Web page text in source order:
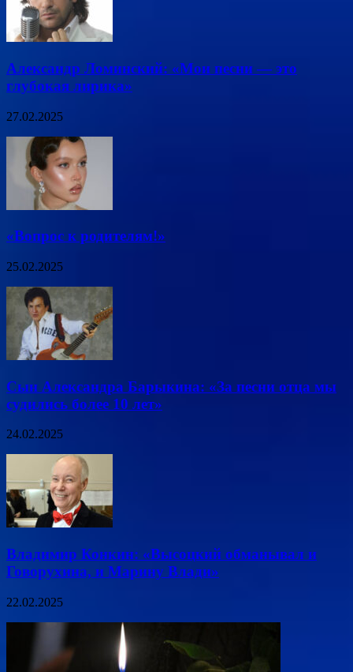
Александр Ломинский: «Мои песни — это
глубокая лирика»
27.02.2025
«Вопрос к родителям!»
25.02.2025
Сын Александра Барыкина: «За песни отца мы
судились более 10 лет»
24.02.2025
Владимир Конкин: «Высоцкий обманывал и
Говорухина, и Марину Влади»
22.02.2025